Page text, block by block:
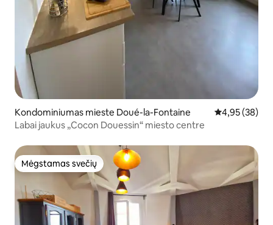
Kondominiumas mieste Doué-la-Fontaine Vidutinis
4,95 (38)
Labai jaukus „Cocon Douessin“ miesto centre
Mėgstamas svečių
Mėgstamas svečių